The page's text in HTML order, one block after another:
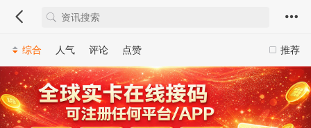
推荐
综合 人气 评论 点赞